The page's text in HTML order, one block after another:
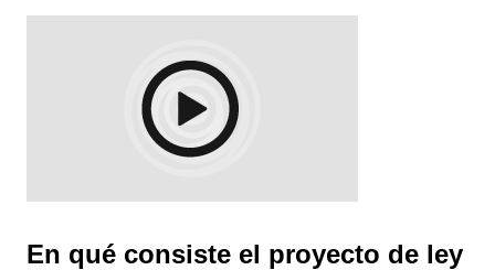
En qué consiste el proyecto de ley